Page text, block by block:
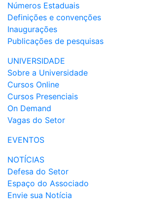
Números Estaduais
Definições e convenções
Inaugurações
Publicações de pesquisas
UNIVERSIDADE
Sobre a Universidade
Cursos Online
Cursos Presenciais
On Demand
Vagas do Setor
EVENTOS
NOTÍCIAS
Defesa do Setor
Espaço do Associado
Envie sua Notícia